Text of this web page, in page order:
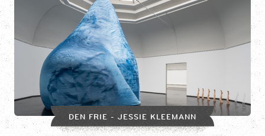
DEN FRIE - JESSIE KLEEMANN